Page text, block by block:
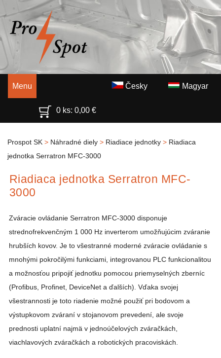
Menu Magyar
Česky
0 ks:0,00€
Prospot SK > Náhradné diely > Riadiace jednotky > Riadiaca
jednotka Serratron MFC-3000
Riadiaca jednotka Serratron MFC-
3000
Zváracie ovládanie Serratron MFC-3000 disponuje
strednofrekvenčným 1 000 Hz inverterom umožňujúcim zváranie
hrubších kovov. Je to všestranné moderné zváracie ovládanie s
mnohými pokročilými funkciami, integrovanou PLC funkcionalitou
a možnosťou pripojiť jednotku pomocou priemyselných zberníc
(Profibus, Profinet, DeviceNet a ďalších). Vďaka svojej
všestrannosti je toto riadenie možné použiť pri bodovom a
výstupkovom zváraní v stojanovom prevedení, ale svoje
prednosti uplatní najmä v jednoúčelových zváračkách,
viachlavových zváračkách a robotických pracoviskách.